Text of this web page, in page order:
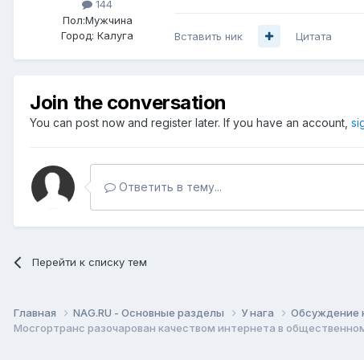
144
Пол:Мужчина
Город: Калуга Вставить ник Цитата
Join the conversation
You can post now and register later. If you have an account,
Ответить в тему...
Перейти к списку тем
Главная NAG.RU - Основные разделы У нага
Обсуждение
Мосгортранс разочарован качеством интернета в